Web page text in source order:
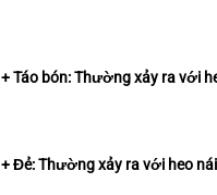
+ Táo bón: Thường xảy ra với
+ Đẻ: Thường xảy ra với heo